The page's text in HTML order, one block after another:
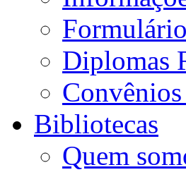
Diplomas
Bibliotecas
Quem